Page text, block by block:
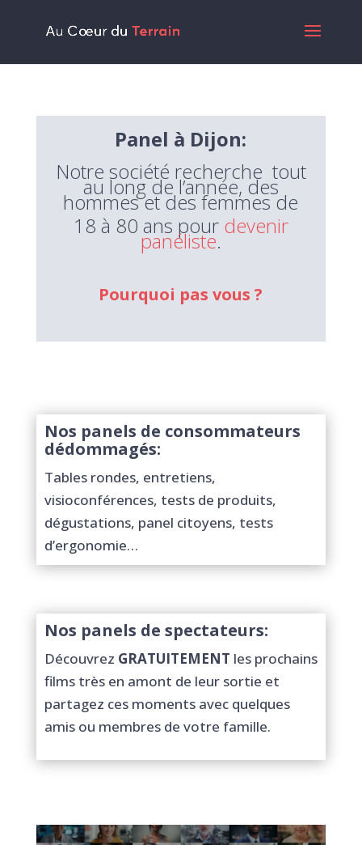
Panel à Dijon:
Notre société recherche tout
au long de l’année, des
hommes et des femmes de
18 à 80 ans pour devenir
panéliste.
Pourquoi pas vous ?
Nos panels de consommateurs
dédommagés:
Tables rondes, entretiens,
visioconférences, tests de produits,
dégustations, panel citoyens, tests
d’ergonomie…
Nos panels de spectateurs:
Découvrez GRATUITEMENT les prochains
films très en amont de leur sortie et
partagez ces moments avec quelques
amis ou membres de votre famille.